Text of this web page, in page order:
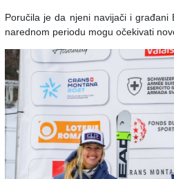
Poručila je da njeni navijači i građani
narednom periodu mogu očekivati